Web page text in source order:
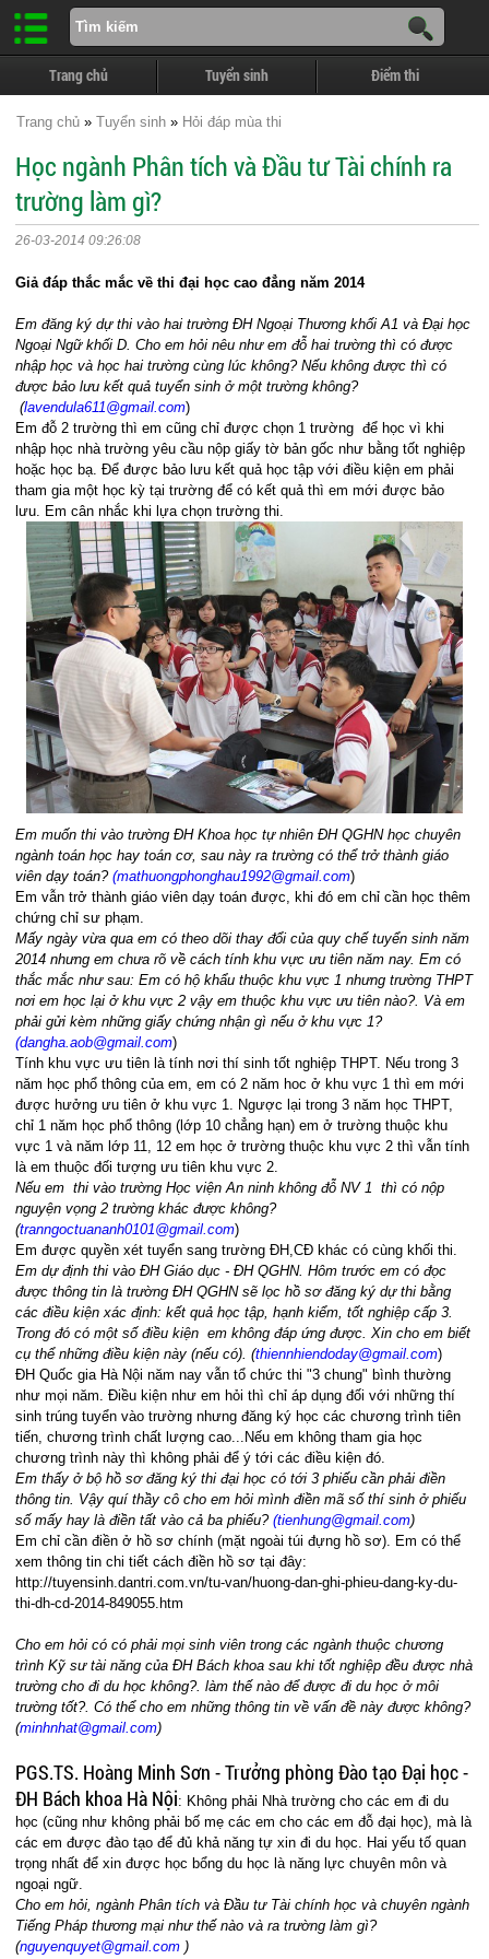
Trang chủ Tuyển sinh Điểm thi
Trang chủ » Tuyển sinh » Hỏi đáp mùa thi
Học ngành Phân tích và Đầu tư Tài chính ra
trường làm gì?
26-03-2014 09:26:08
Giả đáp thắc mắc về thi đại học cao đẳng năm 2014
Em đăng ký dự thi vào hai trường ĐH Ngoại Thương khối A1 và Đại học
Ngoại Ngữ khối D. Cho em hỏi nêu như em đỗ hai trường thì có được
nhập học và học hai trường cùng lúc không? Nếu không được thì có
được bảo lưu kết quả tuyển sinh ở một trường không?
(lavendula611@gmail.com)
Em đỗ 2 trường thì em cũng chỉ được chọn 1 trường để học vì khi
nhập học nhà trường yêu cầu nộp giấy tờ bản gốc như bằng tốt nghiệp
hoặc học bạ. Để được bảo lưu kết quả học tập với điều kiện em phải
tham gia một học kỳ tại trường để có kết quả thì em mới được bảo
lưu. Em cân nhắc khi lựa chọn trường thi.
Em muốn thi vào trường ĐH Khoa học tự nhiên ĐH QGHN học chuyên
ngành toán học hay toán cơ, sau này ra trường có thể trở thành giáo
viên dạy toán?(mathuongphonghau1992@gmail.com)
Em vẫn trở thành giáo viên dạy toán được, khi đó em chỉ cần học thêm
chứng chỉ sư phạm.
Mấy ngày vừa qua em có theo dõi thay đổi của quy chế tuyển sinh năm
2014 nhưng em chưa rõ về cách tính khu vực ưu tiên năm nay. Em có
thắc mắc như sau: Em có hộ khẩu thuộc khu vực 1 nhưng trường THPT
nơi em học lại ở khu vực 2 vậy em thuộc khu vực ưu tiên nào?. Và em
phải gửi kèm những giấy chứng nhận gì nếu ở khu vực 1?
(dangha.aob@gmail.com)
Tính khu vực ưu tiên là tính nơi thí sinh tốt nghiệp THPT. Nếu trong 3
năm học phổ thông của em, em có 2 năm hoc ở khu vực 1 thì em mới
được hưởng ưu tiên ở khu vực 1. Ngược lại trong 3 năm học THPT,
chỉ 1 năm học phổ thông (lớp 10 chẳng hạn) em ở trường thuộc khu
vực 1 và năm lớp 11, 12 em học ở trường thuộc khu vực 2 thì vẫn tính
là em thuộc đối tượng ưu tiên khu vực 2.
Nếu em thi vào trường Học viện An ninh không đỗ NV 1 thì có nộp
nguyện vọng 2 trường khác được không?
(tranngoctuananh0101@gmail.com)
Em được quyền xét tuyển sang trường ĐH,CĐ khác có cùng khối thi.
Em dự định thi vào ĐH Giáo dục - ĐH QGHN. Hôm trước em có đọc
được thông tin là trường ĐH QGHN sẽ lọc hồ sơ đăng ký dự thi bằng
các điều kiện xác định: kết quả học tập, hạnh kiểm, tốt nghiệp cấp 3.
Trong đó có một số điều kiện em không đáp ứng được. Xin cho em biết
cụ thể những điều kiện này (nếu có). (thiennhiendoday@gmail.com)
ĐH Quốc gia Hà Nội năm nay vẫn tổ chức thi "3 chung" bình thường
như mọi năm. Điều kiện như em hỏi thì chỉ áp dụng đối với những thí
sinh trúng tuyển vào trường nhưng đăng ký học các chương trình tiên
tiến, chương trình chất lượng cao...Nếu em không tham gia học
chương trình này thì không phải để ý tới các điều kiện đó.
Em thấy ở bộ hồ sơ đăng ký thi đại học có tới 3 phiếu cần phải điền
thông tin. Vậy quí thầy cô cho em hỏi mình điền mã số thí sinh ở phiếu
số mấy hay là điền tất vào cả ba phiếu?(tienhung@gmail.com)
Em chỉ cần điền ở hồ sơ chính (mặt ngoài túi đựng hồ sơ). Em có thể
xem thông tin chi tiết cách điền hồ sơ tại đây:
http://tuyensinh.dantri.com.vn/tu-van/huong-dan-ghi-phieu-dang-ky-du-
thi-dh-cd-2014-849055.htm
Cho em hỏi có có phải mọi sinh viên trong các ngành thuộc chương
trình Kỹ sư tài năng của ĐH Bách khoa sau khi tốt nghiệp đều được nhà
trường cho đi du học không?. làm thế nào để được đi du học ở môi
trường tốt?. Có thể cho em những thông tin về vấn đề này được không?
(minhnhat@gmail.com)
PGS.TS. Hoàng Minh Sơn - Trưởng phòng Đào tạo Đại học -
ĐH Bách khoa Hà Nội: Không phải Nhà trường cho các em đi du
học (cũng như không phải bố mẹ các em cho các em đỗ đại học), mà là
các em được đào tạo để đủ khả năng tự xin đi du học. Hai yếu tố quan
trọng nhất để xin được học bổng du học là năng lực chuyên môn và
ngoại ngữ.
Cho em hỏi, ngành Phân tích và Đầu tư Tài chính học vàchuyên ngành
Tiếng Pháp thương mại như thế nào và ra trường làm gì?
(nguyenquyet@gmail.com )